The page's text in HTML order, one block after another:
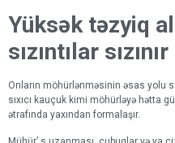
Yüksək təzyiq
sızıntılar sızınır
Onların möhürlənməsinin əsas yolu
sıxıcı kauçuk kimi möhürləyə hətta
ətrafında yaxından formalaşır.